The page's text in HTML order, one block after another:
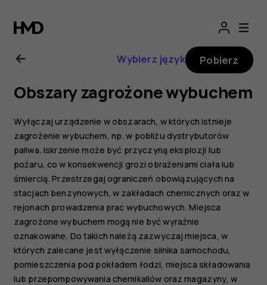
Nokia
2.1
—
instrukcja
obsługi
Wybierz język Pobierz
Obszary zagrożone wybuchem
Wyłączaj urządzenie w obszarach, w których istnieje
zagrożenie wybuchem, np. w pobliżu dystrybutorów
paliwa. Iskrzenie może być przyczyną eksplozji lub
pożaru, co w konsekwencji grozi obrażeniami ciała lub
śmiercią. Przestrzegaj ograniczeń obowiązujących na
stacjach benzynowych, w zakładach chemicznych oraz w
rejonach prowadzenia prac wybuchowych. Miejsca
zagrożone wybuchem mogą nie być wyraźnie
oznakowane. Do takich należą zazwyczaj miejsca, w
których zalecane jest wyłączenie silnika samochodu,
pomieszczenia pod pokładem łodzi, miejsca składowania
lub przepompowywania chemikaliów oraz magazyny, w